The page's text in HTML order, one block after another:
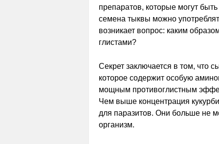
препаратов, которые могут
семена тыквы можно
возникает вопрос: каким
глистами?
Секрет заключается в том, что
которое содержит особую
мощным противоглистным
Чем выше концентрация
для паразитов. Они больше не
организм.